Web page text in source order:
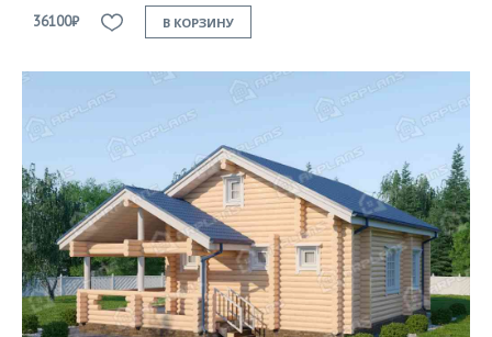
36100₽ В КОРЗИНУ